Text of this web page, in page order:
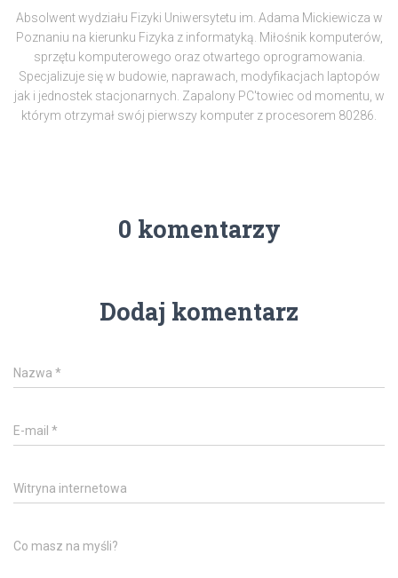
Absolwent wydziału Fizyki Uniwersytetu im. Adama Mickiewicza w
Poznaniu na kierunku Fizyka z informatyką. Miłośnik komputerów,
sprzętu komputerowego oraz otwartego oprogramowania.
Specjalizuje się w budowie, naprawach, modyfikacjach laptopów
jak i jednostek stacjonarnych. Zapalony PC'towiec od momentu, w
którym otrzymał swój pierwszy komputer z procesorem 80286.
0 komentarzy
Dodaj komentarz
Nazwa *
E-mail *
Witryna internetowa
Co masz na myśli?